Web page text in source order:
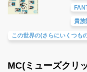
貴族
この世界の(さらにいくつも
MC(ミューズクリ